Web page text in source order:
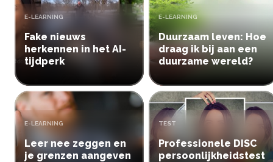
Meer
Start met leren
Fake nieuws
herkennen in het AI-
tijdperk
TYPE:
E-LEARNING
Duurzaam leven: Hoe
draag ik bij aan een
duurzame wereld?
TYPE:
E-LEARNING
Leer nee zeggen en
je grenzen aangeven
TYPE:
E-LEARNING
Professionele DISC
persoonlijkheidstest
TYPE:
TEST